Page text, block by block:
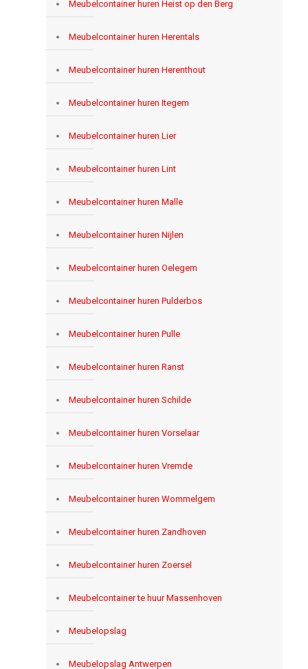
Meubelcontainer huren Heist op den Berg
Meubelcontainer huren Herentals
Meubelcontainer huren Herenthout
Meubelcontainer huren Itegem
Meubelcontainer huren Lier
Meubelcontainer huren Lint
Meubelcontainer huren Malle
Meubelcontainer huren Nijlen
Meubelcontainer huren Oelegem
Meubelcontainer huren Pulderbos
Meubelcontainer huren Pulle
Meubelcontainer huren Ranst
Meubelcontainer huren Schilde
Meubelcontainer huren Vorselaar
Meubelcontainer huren Vremde
Meubelcontainer huren Wommelgem
Meubelcontainer huren Zandhoven
Meubelcontainer huren Zoersel
Meubelcontainer te huur Massenhoven
Meubelopslag
Meubelopslag Antwerpen